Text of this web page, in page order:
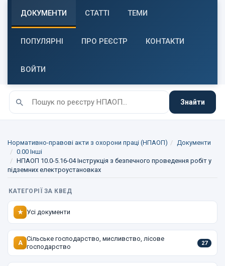
ДОКУМЕНТИ СТАТТІ ТЕМИ
ПОПУЛЯРНІ ПРО РЕЄСТР КОНТАКТИ
ВОЙТИ
Знайти
Нормативно-правові акти з охорони праці (НПАОП)
Документи
0.00 Інші
НПАОП 10.0-5.16-04 Інструкція з безпечного проведення робіт у
підземних електроустановках
КАТЕГОРІЇ ЗА КВЕД
★ Усі документи
A
Сільське господарство, мисливство, лісове
господарство
27